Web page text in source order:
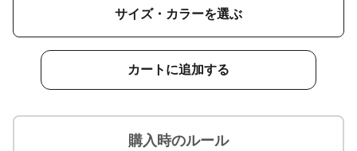
サイズ・カラーを選ぶ
カートに追加する
購入時のルール